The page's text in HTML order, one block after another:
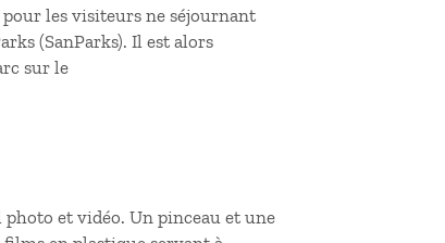
les visiteurs ne séjournant
(SanParks). Il est alors
sur le
et vidéo. Un pinceau et une